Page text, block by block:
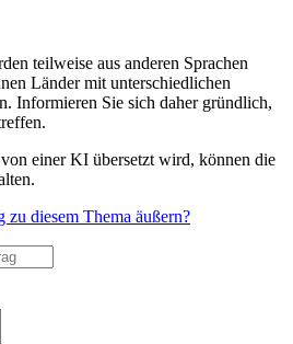
teilweise aus anderen Sprachen
Länder mit unterschiedlichen
Informieren Sie sich daher gründlich,
einer KI übersetzt wird, können die
diesem Thema äußern?